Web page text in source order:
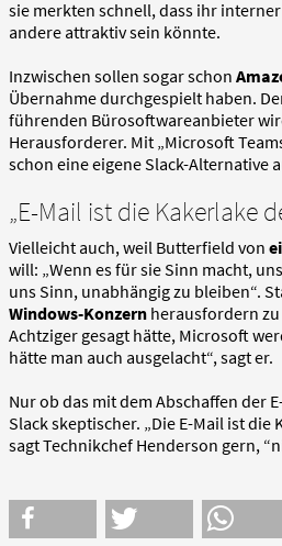
sie merkten schnell, dass ihr
andere attraktiv sein könnte.
Inzwischen sollen sogar schon
Übernahme durchgespielt haben.
führenden Bürosoftwareanbieter
Herausforderer. Mit „Microsoft
schon eine eigene Slack-Alternative
„E-Mail ist die Kakerlake
Vielleicht auch, weil Butterfield von
will: „Wenn es für sie Sinn macht,
uns Sinn, unabhängig zu bleiben“.
Windows-Konzern herausfordern
Achtziger gesagt hätte, Microsoft
hätte man auch ausgelacht“, sagt er.
Nur ob das mit dem Abschaffen der
Slack skeptischer. „Die E-Mail ist die
sagt Technikchef Henderson gern,